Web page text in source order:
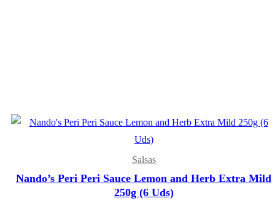
Salsas
Nando’s Peri Peri Sauce Lemon and Herb Extra Mild
250g (6 Uds)